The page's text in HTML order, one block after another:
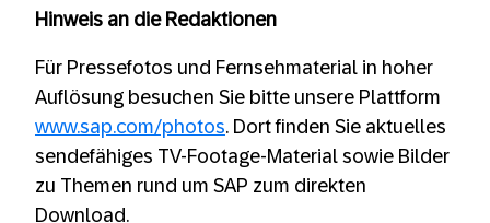
Hinweis an die Redaktionen
Für Pressefotos und Fernsehmaterial in hoher
Auflösung besuchen Sie bitte unsere Plattform
www.sap.com/photos. Dort finden Sie aktuelles
sendefähiges TV-Footage-Material sowie Bilder
zu Themen rund um SAP zum direkten
Download.